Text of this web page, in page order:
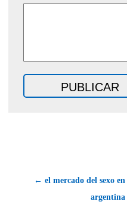
← el mercado del sexo en
argentina